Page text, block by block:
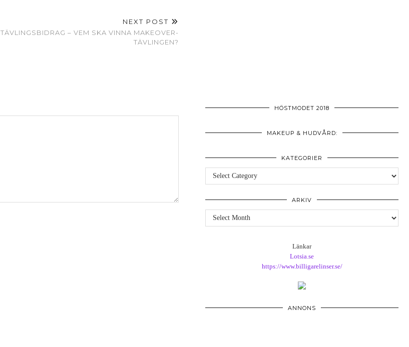
NEXT POST
TÄVLINGSBIDRAG – VEM SKA VINNA MAKEOVER-
TÄVLINGEN?
HÖSTMODET 2018
MAKEUP & HUDVÅRD:
KATEGORIER
Kategorier
ARKIV
Arkiv
Länkar
Lotsia.se
https://www.billigarelinser.se/
ANNONS